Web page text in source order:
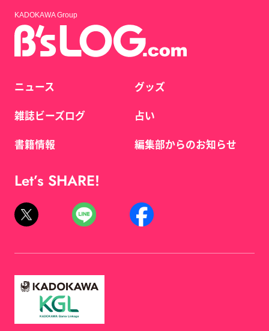
KADOKAWA Group
ニュース
雑誌ビーズログ
書籍情報
グッズ
占い
編集部からのお知らせ
Let’s SHARE!